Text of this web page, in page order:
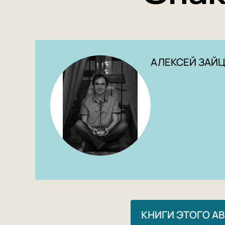
АЛЕКСЕЙ
КНИГИ ЭТОГО